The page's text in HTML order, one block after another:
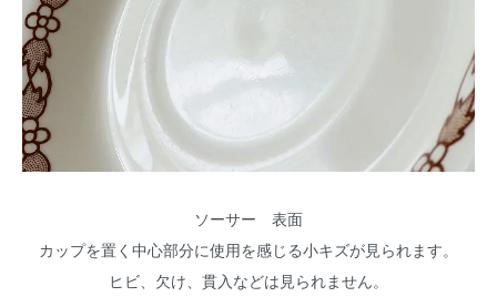
ソーサー 表面
カップを置く中心部分に使用を感じる小キズが見られます。
ヒビ、欠け、貫入などは見られません。